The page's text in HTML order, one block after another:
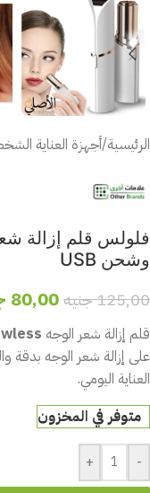
الرئيسية/أجهزة العناية
وشحن USB
125,00جنيه80,00
قلم إزالة شعر الوجه
على إزالة شعر الوجه
العناية اليومي.
متوفر في المخزون
-
+